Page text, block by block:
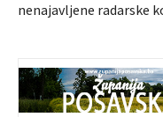
nenajavljene radarske